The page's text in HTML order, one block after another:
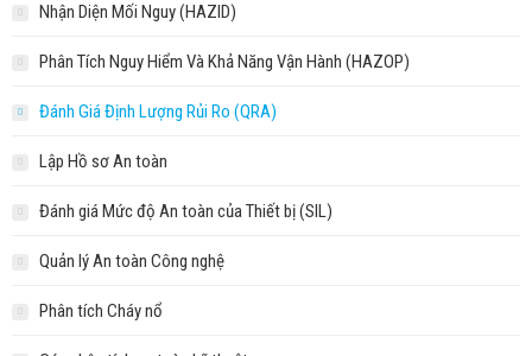
Nhận Diện Mối Nguy (HAZID)
Phân Tích Nguy Hiểm Và Khả Năng Vận Hành (HAZOP)
Đánh Giá Định Lượng Rủi Ro (QRA)
Lập Hồ sơ An toàn
Đánh giá Mức độ An toàn của Thiết bị (SIL)
Quản lý An toàn Công nghệ
Phân tích Cháy nổ